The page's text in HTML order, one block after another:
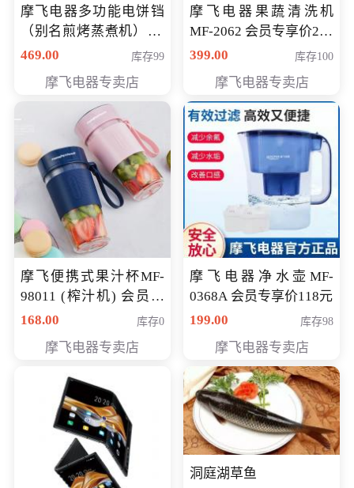
摩飞电器多功能电饼铛
（别名煎烤蒸煮机） 型
号MF-8888B 会员专享
469.00 库存99
摩飞电器专卖店
摩飞电器果蔬清洗机
MF-2062 会员专享价268
元
399.00 库存100
摩飞电器专卖店
摩飞便携式果汁杯MF-
98011 (榨汁机) 会员专
享价138元
168.00 库存0
摩飞电器专卖店
摩飞电器净水壶MF-
0368A 会员专享价118元
199.00
库存98
摩飞电器专卖店
洞庭湖草鱼